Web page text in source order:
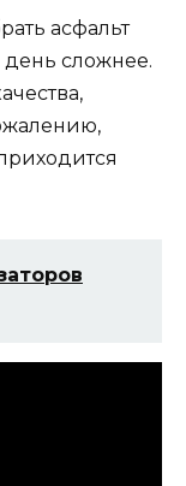
асфальт
сложнее.